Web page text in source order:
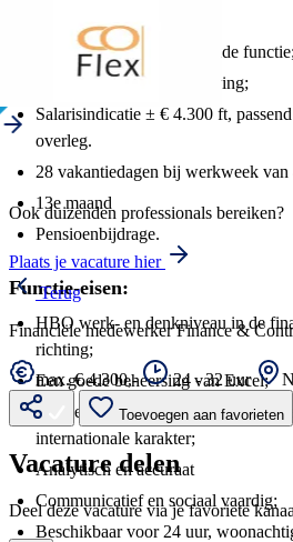
Een uitdagende afwisselende functie;
Een collegiale werkomgeving;
Salarisindicatie ± € 4.300 ft,
overleg.
28 vakantiedagen bij werkweek van
13e maand
Pensioenbijdrage.
Functie-eisen:
HBO werk- en denkniveau in de
richting;
Een goede beheersing van Excel;
Goede beheersing van de Engelse
internationale karakter;
Analytisch en accuraat
Communicatief en sociaal vaardig;
Beschikbaar voor 24 uur,
Ook duizenden professionals bereiken?
Plaats je vacature hier
Terug
Financiële medewerker Finance &
max. € 4.300,- 24 - 32 uur
Toevoegen aan favorieten
Vacature delen
Deel deze vacature via je favoriete